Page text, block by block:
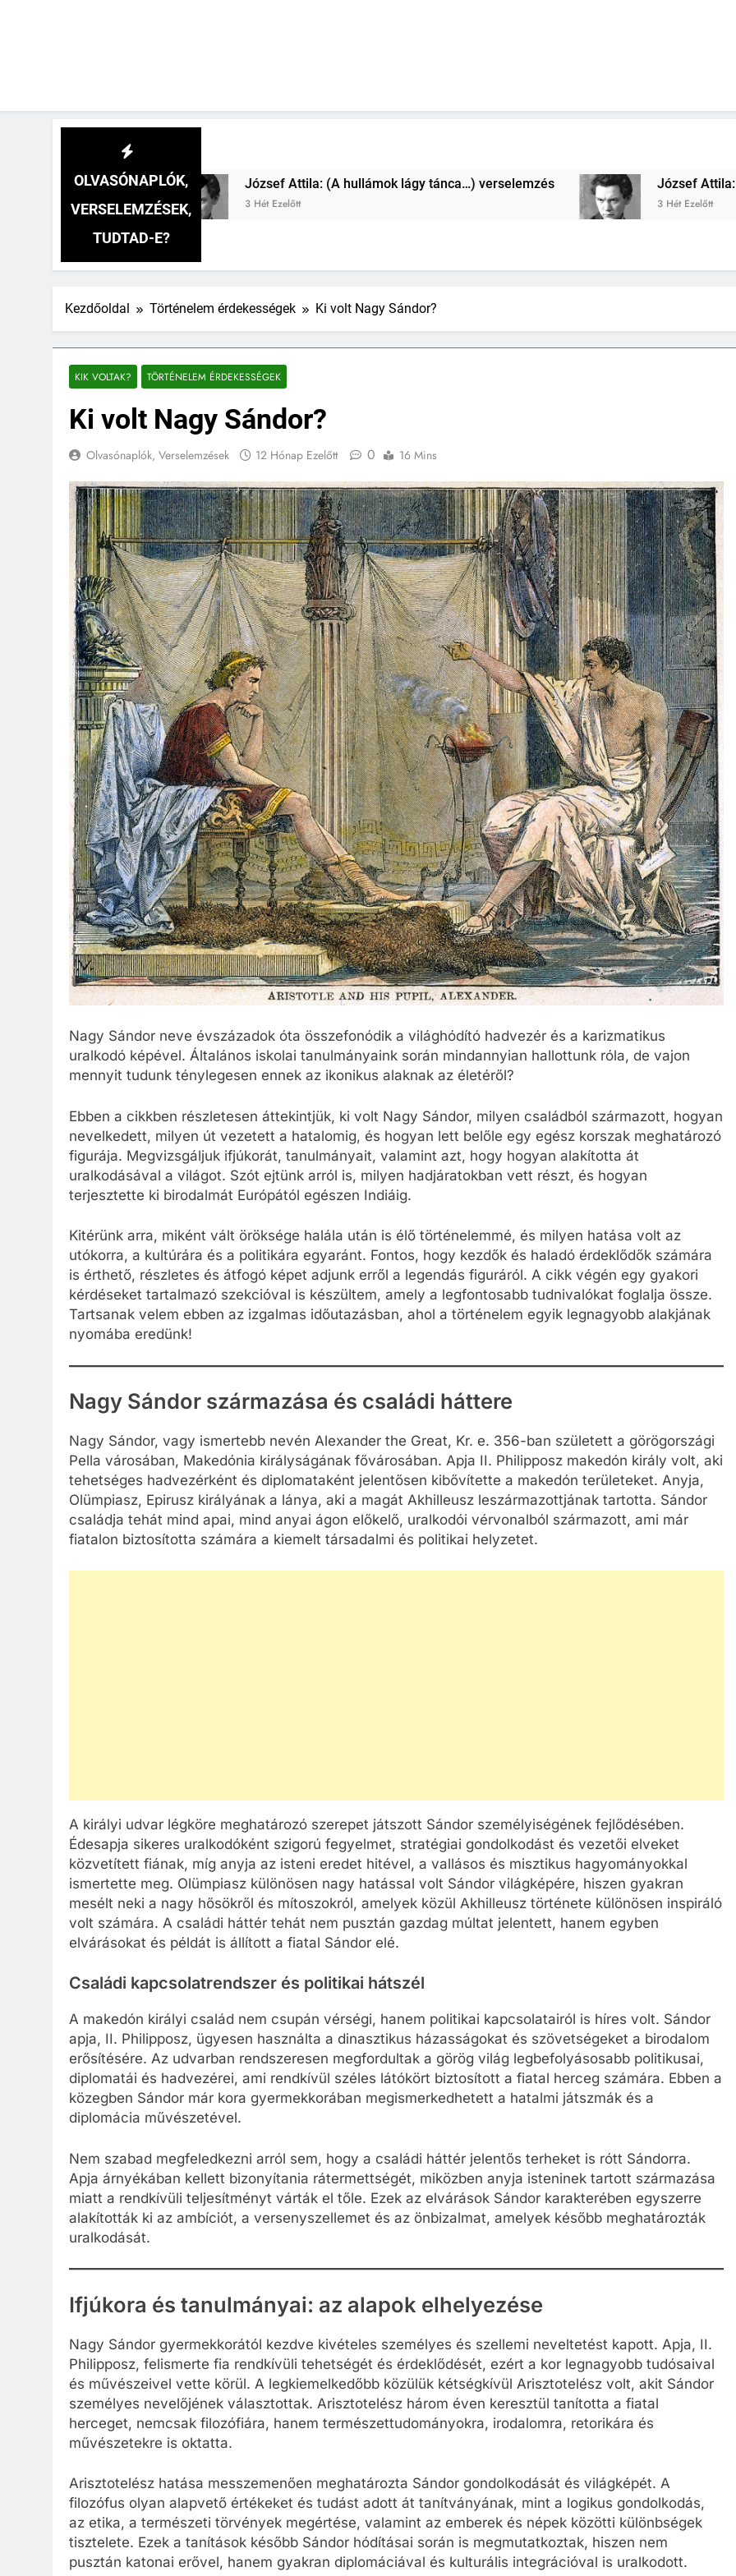
OLVASÓNAPLÓK,
VERSELEMZÉSEK,
TUDTAD-E?
József Attila: (A hullámok lágy tánca…) verselemzés
3 Hét Ezelőtt
József Attila: (A harisnyája egy lucsok…)
Kezdőoldal Történelem érdekességek Ki volt Nagy Sándor?
KIK VOLTAK? TÖRTÉNELEM ÉRDEKESSÉGEK
Ki volt Nagy Sándor?
Olvasónaplók, Verselemzések 12 Hónap Ezelőtt 0 16 Mins
Nagy Sándor neve évszázadok óta összefonódik a világhódító hadvezér és a karizmatikus
uralkodó képével. Általános iskolai tanulmányaink során mindannyian hallottunk róla, de vajon
mennyit tudunk ténylegesen ennek az ikonikus alaknak az életéről?
Ebben a cikkben részletesen áttekintjük, ki volt Nagy Sándor, milyen családból származott, hogyan
nevelkedett, milyen út vezetett a hatalomig, és hogyan lett belőle egy egész korszak meghatározó
figurája. Megvizsgáljuk ifjúkorát, tanulmányait, valamint azt, hogy hogyan alakította át
uralkodásával a világot. Szót ejtünk arról is, milyen hadjáratokban vett részt, és hogyan
terjesztette ki birodalmát Európától egészen Indiáig.
Kitérünk arra, miként vált öröksége halála után is élő történelemmé, és milyen hatása volt az
utókorra, a kultúrára és a politikára egyaránt. Fontos, hogy kezdők és haladó érdeklődők számára
is érthető, részletes és átfogó képet adjunk erről a legendás figuráról. A cikk végén egy gyakori
kérdéseket tartalmazó szekcióval is készültem, amely a legfontosabb tudnivalókat foglalja össze.
Tartsanak velem ebben az izgalmas időutazásban, ahol a történelem egyik legnagyobb alakjának
nyomába eredünk!
Nagy Sándor származása és családi háttere
Nagy Sándor, vagy ismertebb nevén Alexander the Great, Kr. e. 356-ban született a görögországi
Pella városában, Makedónia királyságának fővárosában. Apja II. Philipposz makedón király volt, aki
tehetséges hadvezérként és diplomataként jelentősen kibővítette a makedón területeket. Anyja,
Olümpiasz, Epirusz királyának a lánya, aki a magát Akhilleusz leszármazottjának tartotta. Sándor
családja tehát mind apai, mind anyai ágon előkelő, uralkodói vérvonalból származott, ami már
fiatalon biztosította számára a kiemelt társadalmi és politikai helyzetet.
A királyi udvar légköre meghatározó szerepet játszott Sándor személyiségének fejlődésében.
Édesapja sikeres uralkodóként szigorú fegyelmet, stratégiai gondolkodást és vezetői elveket
közvetített fiának, míg anyja az isteni eredet hitével, a vallásos és misztikus hagyományokkal
ismertette meg. Olümpiasz különösen nagy hatással volt Sándor világképére, hiszen gyakran
mesélt neki a nagy hősökről és mítoszokról, amelyek közül Akhilleusz története különösen inspiráló
volt számára. A családi háttér tehát nem pusztán gazdag múltat jelentett, hanem egyben
elvárásokat és példát is állított a fiatal Sándor elé.
Családi kapcsolatrendszer és politikai hátszél
A makedón királyi család nem csupán vérségi, hanem politikai kapcsolatairól is híres volt. Sándor
apja, II. Philipposz, ügyesen használta a dinasztikus házasságokat és szövetségeket a birodalom
erősítésére. Az udvarban rendszeresen megfordultak a görög világ legbefolyásosabb politikusai,
diplomatái és hadvezérei, ami rendkívül széles látókört biztosított a fiatal herceg számára. Ebben a
közegben Sándor már kora gyermekkorában megismerkedhetett a hatalmi játszmák és a
diplomácia művészetével.
Nem szabad megfeledkezni arról sem, hogy a családi háttér jelentős terheket is rótt Sándorra.
Apja árnyékában kellett bizonyítania rátermettségét, miközben anyja isteninek tartott származása
miatt a rendkívüli teljesítményt várták el tőle. Ezek az elvárások Sándor karakterében egyszerre
alakították ki az ambíciót, a versenyszellemet és az önbizalmat, amelyek később meghatározták
uralkodását.
Ifjúkora és tanulmányai: az alapok elhelyezése
Nagy Sándor gyermekkorától kezdve kivételes személyes és szellemi neveltetést kapott. Apja, II.
Philipposz, felismerte fia rendkívüli tehetségét és érdeklődését, ezért a kor legnagyobb tudósaival
és művészeivel vette körül. A legkiemelkedőbb közülük kétségkívül Arisztotelész volt, akit Sándor
személyes nevelőjének választottak. Arisztotelész három éven keresztül tanította a fiatal
herceget, nemcsak filozófiára, hanem természettudományokra, irodalomra, retorikára és
művészetekre is oktatta.
Arisztotelész hatása messzemenően meghatározta Sándor gondolkodását és világképét. A
filozófus olyan alapvető értékeket és tudást adott át tanítványának, mint a logikus gondolkodás,
az etika, a természeti törvények megértése, valamint az emberek és népek közötti különbségek
tisztelete. Ezek a tanítások később Sándor hódításai során is megmutatkoztak, hiszen nem
pusztán katonai erővel, hanem gyakran diplomáciával és kulturális integrációval is uralkodott.